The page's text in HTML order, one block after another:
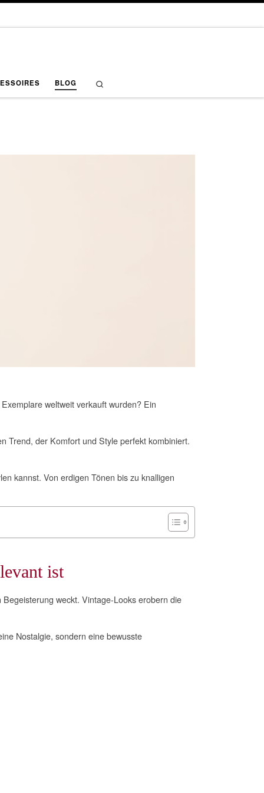
BLOG
weltweit verkauft wurden? Ein
Trend, der Komfort und Style perfekt kombiniert.
kannst. Von erdigen Tönen bis zu knalligen
ist
weckt. Vintage-Looks erobern die
Nostalgie, sondern eine bewusste